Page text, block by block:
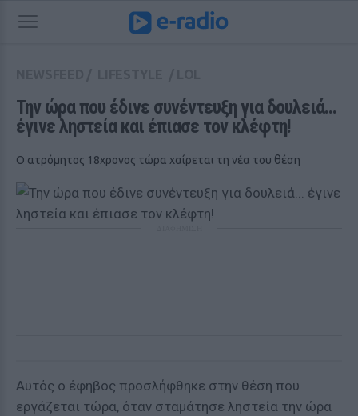
Την ώρα που έδινε συνέντευξη για δουλειά...
έγινε ληστεία και έπιασε τον κλέφτη!
Ο ατρόμητος 18χρονος τώρα χαίρεται τη νέα του θέση
Αυτός ο έφηβος προσλήφθηκε στην θέση που
εργάζεται τώρα, όταν σταμάτησε ληστεία την ώρα